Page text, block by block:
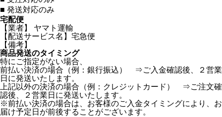
■ 発送対応のみ
宅配便
【業者】 ヤマト運輸
【配送サービス名】宅急便
【備考】
商品発送のタイミング
特にご指定がない場合、
前払い決済の場合（例：銀行振込） ⇒ご入金確認後、２営業
日に発送いたします。
上記以外の決済の場合（例：クレジットカード） ⇒ご注文確
認後、２営業日に発送いたします。
※前払い決済の場合は、お客様のご入金タイミングにより、お
届け予定日が前後することがございます。